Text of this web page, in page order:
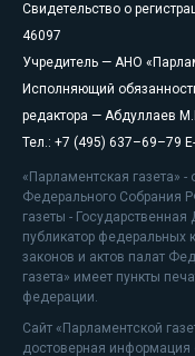
Свидетельство о
46097
Учредитель — АНО
Исполняющий
редактора — Абдуллаев
Тел.: +7 (495) 637–69–79
«Парламентская газета»
Федерального Собрания
газеты -
публикатор федеральных
законов и актов палат
газета» имеет пункты
федерации.
Сайт «Парламентской
достоверная информация